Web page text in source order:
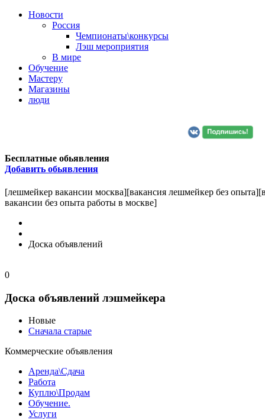
Новости
Россия
Чемпионаты\конкурсы
Лэш мероприятия
В мире
Обучение
Мастеру
Магазины
люди
Бесплатные обьявления
Добавить обьявления
[лешмейкер вакансии москва][вакансия лешмейкер без
вакансии без опыта работы в москве]
Доска объявлений
0
Доска объявлений лэшмейкера
Новые
Сначала старые
Коммерческие объявления
Аренда\Сдача
Работа
Куплю\Продам
Обучение.
Услуги